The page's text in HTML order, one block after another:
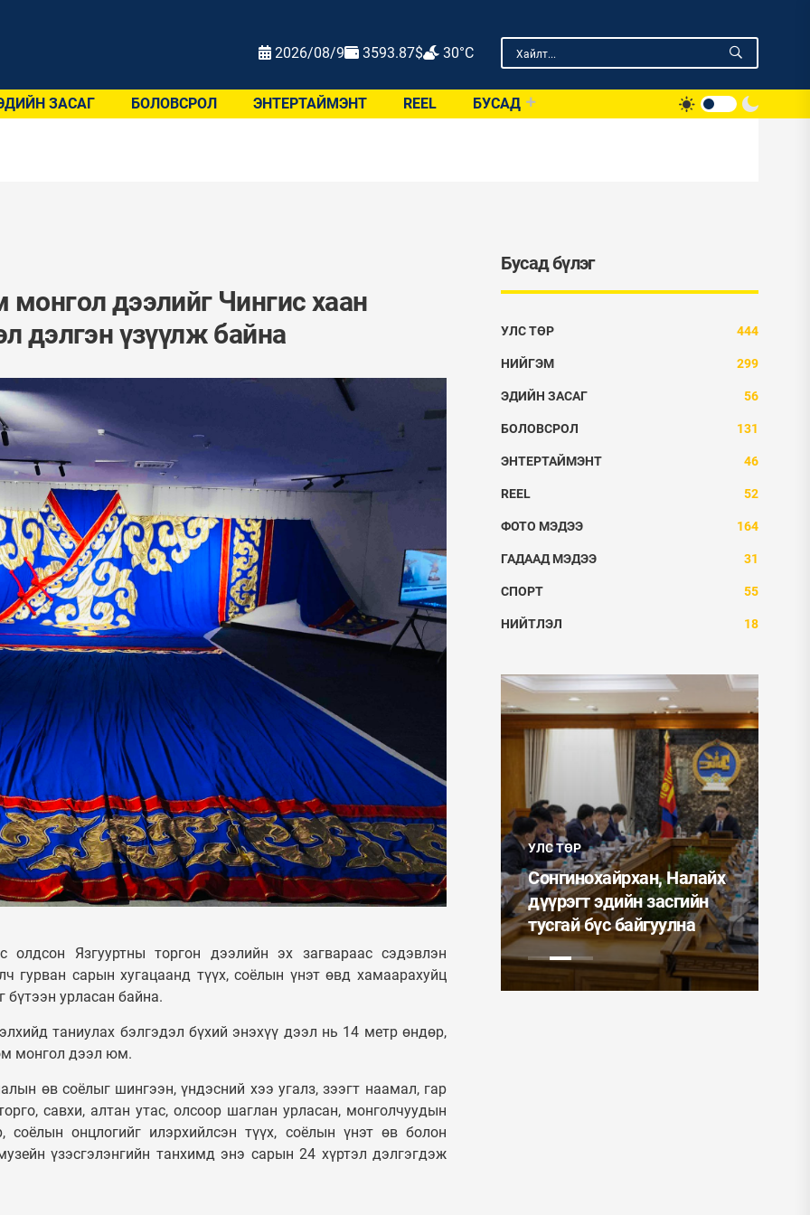
2026/08/9 3593.87$ 30°C
ЗАСАГ БОЛОВСРОЛ ЭНТЕРТАЙМЭНТ REEL БУСАД
дээлийг Чингис хаан
дэлгэн үзүүлж байна
олдсон Язгууртны торгон дээлийн эх загвараас сэдэвлэн
гурван сарын хугацаанд түүх, соёлын үнэт өвд хамаарахуйц
бүтээн урласан байна.
таниулах бэлгэдэл бүхий энэхүү дээл нь 14 метр өндөр,
монгол дээл юм.
өв соёлыг шингээн, үндэсний хээ угалз, зээгт наамал, гар
савхи, алтан утас, олсоор шаглан урласан, монголчуудын
соёлын онцлогийг илэрхийлсэн түүх, соёлын үнэт өв болон
үзэсгэлэнгийн танхимд энэ сарын 24 хүртэл дэлгэгдэж
Бусад бүлэг
УЛС ТӨР 444
НИЙГЭМ 299
ЭДИЙН ЗАСАГ 56
БОЛОВСРОЛ 131
ЭНТЕРТАЙМЭНТ 46
REEL 52
ФОТО МЭДЭЭ 164
ГАДААД МЭДЭЭ 31
СПОРТ 55
НИЙТЛЭЛ 18
УЛС ТӨР
Монгол Улсын
Ерөнхийлөгч У.Хүрэлсүх
ээжүүдэд Алдарт эхийн
ФОТО МЭДЭЭ
Таван шарын хуучин
орон сууцыг дахин
төлөвлөж, 240 айлын
орон сууцыг ашиглалтад
УЛС ТӨР
Сонгинохайрхан, Налайх
дүүрэгт эдийн засгийн
тусгай бүс байгуулна